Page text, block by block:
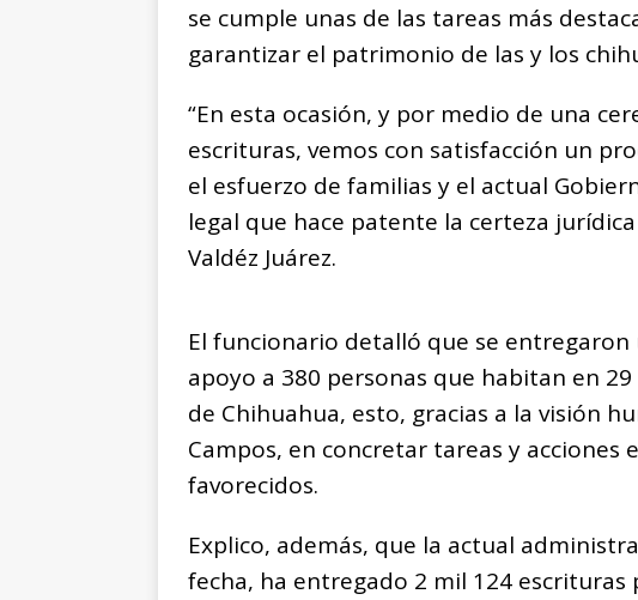
se cumple unas de las tareas más
garantizar el patrimonio de las y los
“En esta ocasión, y por medio de una
escrituras, vemos con satisfacción un
el esfuerzo de familias y el actual
legal que hace patente la certeza
Valdéz Juárez.
El funcionario detalló que se
apoyo a 380 personas que habitan en
de Chihuahua, esto, gracias a la visión
Campos, en concretar tareas y acciones
favorecidos.
Explico, además, que la actual
fecha, ha entregado 2 mil 124 escrituras